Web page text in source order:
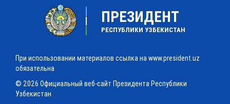
ПРЕЗИДЕНТ
РЕСПУБЛИКИ УЗБЕКИСТАН
При использовании материалов ссылка на www.president.uz
обязательна
© 2026 Официальный веб-сайт Президента Республики
Узбекистан